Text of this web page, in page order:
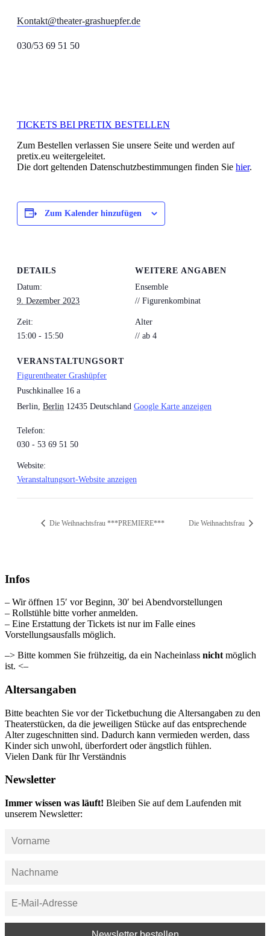
Kontakt@theater-grashuepfer.de
030/53 69 51 50
TICKETS BEI PRETIX BESTELLEN
Zum Bestellen verlassen Sie unsere Seite und werden auf
pretix.eu weitergeleitet.
Die dort geltenden Datenschutzbestimmungen finden Sie hier.
Zum Kalender hinzufügen
DETAILS
Datum:
9. Dezember 2023
Zeit:
15:00 - 15:50
VERANSTALTUNGSORT
Figurentheater Grashüpfer
Puschkinallee 16 a
Berlin Berlin 12435 Deutschland Google Karte anzeigen
Telefon:
030 - 53 69 51 50
Website:
Veranstaltungsort-Website anzeigen
WEITERE ANGABEN
Ensemble
// Figurenkombinat
Alter
// ab 4
Die Weihnachtsfrau ***PREMIERE*** Die Weihnachtsfrau
Infos
– Wir öffnen 15′ vor Beginn, 30′ bei Abendvorstellungen
– Rollstühle bitte vorher anmelden.
– Eine Erstattung der Tickets ist nur im Falle eines
Vorstellungsausfalls möglich.
–> Bitte kommen Sie frühzeitig, da ein Nacheinlass nicht möglich
ist. <–
Altersangaben
Bitte beachten Sie vor der Ticketbuchung die Altersangaben zu den
Theaterstücken, da die jeweiligen Stücke auf das entsprechende
Alter zugeschnitten sind. Dadurch kann vermieden werden, dass
Kinder sich unwohl, überfordert oder ängstlich fühlen.
Vielen Dank für Ihr Verständnis
Newsletter
Immer wissen was läuft! Bleiben Sie auf dem Laufenden mit
unserem Newsletter: